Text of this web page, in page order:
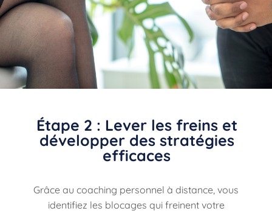
Étape 2 : Lever les freins et
développer des stratégies
efficaces
Grâce au coaching personnel à distance, vous
identifiez les blocages qui freinent votre